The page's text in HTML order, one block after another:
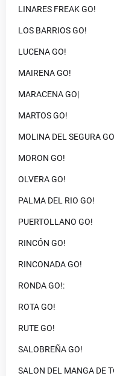
LINARES FREAK GO!
LOS BARRIOS GO!
LUCENA GO!
MAIRENA GO!
MARACENA GO|
MARTOS GO!
MOLINA DEL SEGURA
MORON GO!
OLVERA GO!
PALMA DEL RIO GO!
PUERTOLLANO GO!
RINCÓN GO!
RINCONADA GO!
RONDA GO!:
ROTA GO!
RUTE GO!
SALOBREÑA GO!
SALON DEL MANGA DE